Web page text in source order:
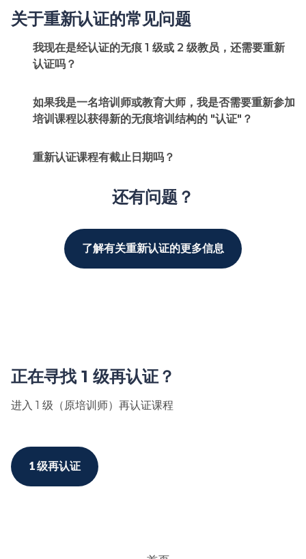
关于重新认证的常见问题
我现在是经认证的无痕 1 级或 2 级教员，还需要重新
认证吗？
如果我是一名培训师或教育大师，我是否需要重新参加
培训课程以获得新的无痕培训结构的 "认证"？
重新认证课程有截止日期吗？
还有问题？
了解有关重新认证的更多信息
正在寻找 1 级再认证？
进入 1 级（原培训师）再认证课程
1 级再认证